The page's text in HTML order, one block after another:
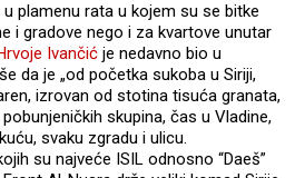
plamenu rata u kojem su se bitke
i gradove nego i za kvartove unutar
Ivančić je nedavno bio u
da je „od početka sukoba u Siriji,
izrovan od stotina tisuća granata,
skupina, čas u Vladine,
svaku zgradu i ulicu.
su najveće ISIL odnosno “Daeš”